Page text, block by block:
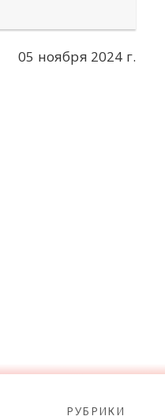
05 ноября 2024 г.
РУБРИКИ